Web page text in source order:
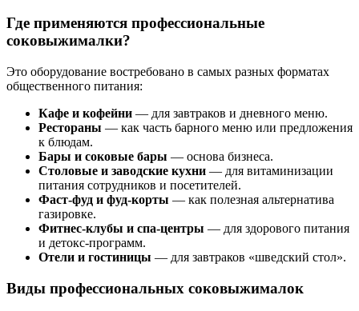
Где применяются профессиональные
соковыжималки?
Это оборудование востребовано в самых разных форматах
общественного питания:
Кафе и кофейни — для завтраков и дневного меню.
Рестораны — как часть барного меню или предложения
к блюдам.
Бары и соковые бары — основа бизнеса.
Столовые и заводские кухни — для витаминизации
питания сотрудников и посетителей.
Фаст-фуд и фуд-корты — как полезная альтернатива
газировке.
Фитнес-клубы и спа-центры — для здорового питания
и детокс-программ.
Отели и гостиницы — для завтраков «шведский стол».
Виды профессиональных соковыжималок